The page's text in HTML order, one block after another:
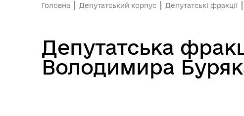
ПІДПРИЄМНИЦТВО Е-
Головна Депутатський корпус Депутатські фракції
Депутатська
Володимира